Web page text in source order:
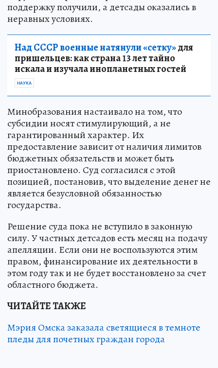
поддержку получили, а детсады оказались в
неравных условиях.
Над СССР военные натянули «сетку»для
пришельцев: как страна 13 лет тайно
искала и изучала инопланетных гостей
НАУКА
Минобразования настаивало на том, что
субсидии носят стимулирующий, а не
гарантированный характер. Их
предоставление зависит от наличия лимитов
бюджетных обязательств и может быть
приостановлено. Суд согласился с этой
позицией, постановив, что выделение денег не
является безусловной обязанностью
государства.
Решение суда пока не вступило в законную
силу. У частных детсадов есть месяц на подачу
апелляции. Если они не воспользуются этим
правом, финансирование их деятельности в
этом году так и не будет восстановлено за счет
областного бюджета.
ЧИТАЙТЕ ТАКЖЕ
Мэрия Омска заказала светящиеся в темноте
пледы для почетных граждан города